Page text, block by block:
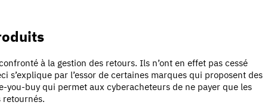
à la gestion des retours. Ils n’ont en effet pas cessé
s’explique par l’essor de certaines marques qui proposent des
buy qui permet aux cyberacheteurs de ne payer que les
retournés.